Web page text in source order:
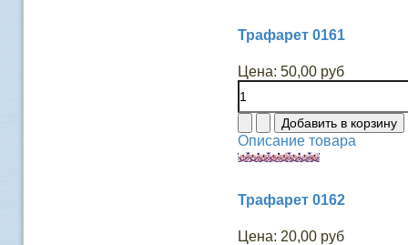
Трафарет 0161
Цена: 50,00 руб
Описание товара
Трафарет 0162
Цена: 20,00 руб